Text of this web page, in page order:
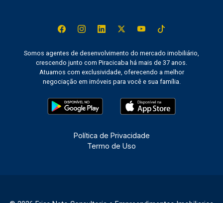
Somos agentes de desenvolvimento do mercado imobiliário,
crescendo junto com Piracicaba há mais de 37 anos.
Atuamos com exclusividade, oferecendo a melhor
negociação em imóveis para você e sua família.
Política de Privacidade
Termo de Uso